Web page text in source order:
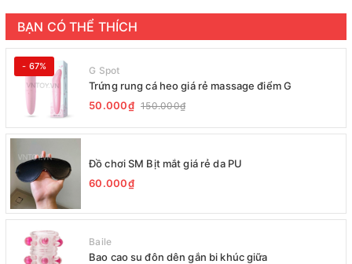
BẠN CÓ THỂ THÍCH
- 67% G Spot
Trứng rung cá heo giá rẻ massage điểm G
50.000₫ 150.000₫
Đồ chơi SM Bịt mắt giá rẻ da PU
60.000₫
Baile
Bao cao su đôn dên gắn bi khúc giữa